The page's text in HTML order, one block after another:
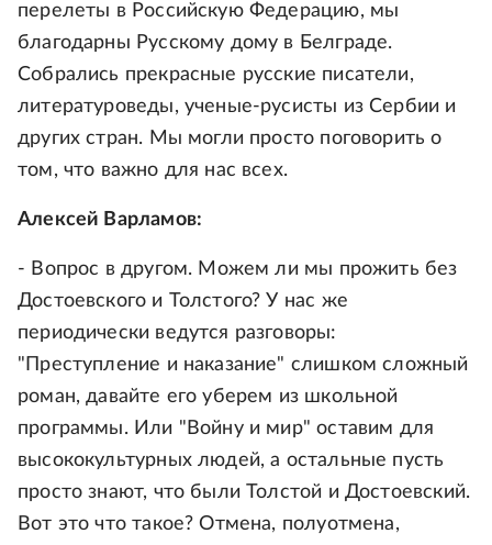
перелеты в Российскую Федерацию, мы
благодарны Русскому дому в Белграде.
Собрались прекрасные русские писатели,
литературоведы, ученые-русисты из Сербии и
других стран. Мы могли просто поговорить о
том, что важно для нас всех.
Алексей Варламов:
- Вопрос в другом. Можем ли мы прожить без
Достоевского и Толстого? У нас же
периодически ведутся разговоры:
"Преступление и наказание" слишком сложный
роман, давайте его уберем из школьной
программы. Или "Войну и мир" оставим для
высококультурных людей, а остальные пусть
просто знают, что были Толстой и Достоевский.
Вот это что такое? Отмена, полуотмена,